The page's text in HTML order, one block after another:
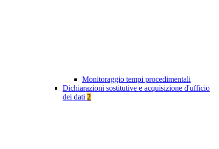
Monitoraggio tempi procedimentali
Dichiarazioni sostitutive e acquisizione d'ufficio
dei dati 2